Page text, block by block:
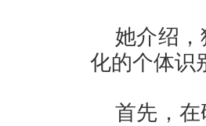
她介绍
化的个体识
首先，